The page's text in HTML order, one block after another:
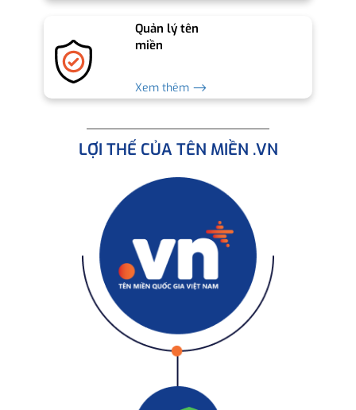
Quản lý tên
miền
Xem thêm ⟶
LỢI THẾ CỦA TÊN MIỀN .VN